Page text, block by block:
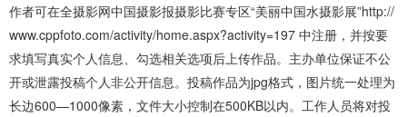
作者可在全摄影网中国摄影报摄影比赛专区“美丽中国水摄影展”http://
www.cppfoto.com/activity/home.aspx?activity=197 中注册，并按要
求填写真实个人信息、勾选相关选项后上传作品。主办单位保证不公
开或泄露投稿个人非公开信息。投稿作品为jpg格式，图片统一处理为
长边600—1000像素，文件大小控制在500KB以内。工作人员将对投